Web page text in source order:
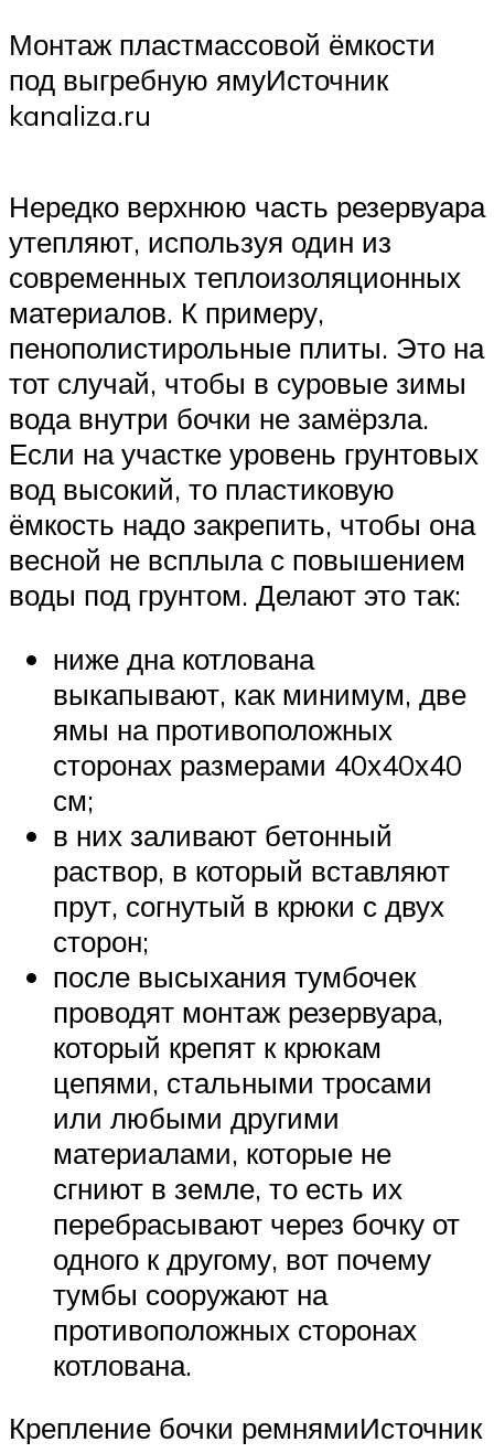
Монтаж пластмассовой ёмкости
под выгребную ямуИсточник
kanaliza.ru
Нередко верхнюю часть резервуара
утепляют, используя один из
современных теплоизоляционных
материалов. К примеру,
пенополистирольные плиты. Это на
тот случай, чтобы в суровые зимы
вода внутри бочки не замёрзла.
Если на участке уровень грунтовых
вод высокий, то пластиковую
ёмкость надо закрепить, чтобы она
весной не всплыла с повышением
воды под грунтом. Делают это так:
ниже дна котлована
выкапывают, как минимум, две
ямы на противоположных
сторонах размерами 40х40х40
см;
в них заливают бетонный
раствор, в который вставляют
прут, согнутый в крюки с двух
сторон;
после высыхания тумбочек
проводят монтаж резервуара,
который крепят к крюкам
цепями, стальными тросами
или любыми другими
материалами, которые не
сгниют в земле, то есть их
перебрасывают через бочку от
одного к другому, вот почему
тумбы сооружают на
противоположных сторонах
котлована.
Крепление бочки ремнямиИсточник